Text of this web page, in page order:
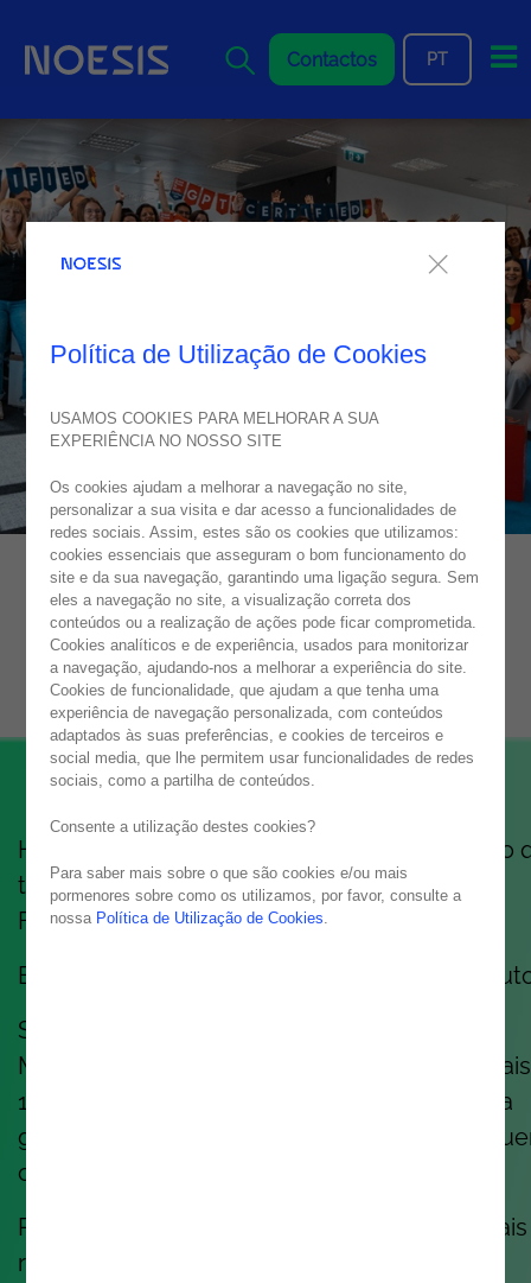
Contactos
PT
NOESIS MANIFESTO
TOGETHER WE GROW
Há mais de 30 anos que construímos mais do
tecnologia. Construímos equipas. Carreiras.
Futuro.
E, honestamente? Temos adorado cada
Somos uma empresa de IT, sim.
Mas somos também uma comunidade de
1.300 pessoas, em 8 países, que se preocupa
genuinamente com aquilo que cria, e com
cria.
Pessoas que trabalham com a tecnologia mais
recente, de IA, Cloud & Security a DevOps,
Política de Utilização de Cookies
USAMOS COOKIES PARA MELHORAR A SUA
EXPERIÊNCIA NO NOSSO SITE
Os cookies ajudam a melhorar a navegação no site,
personalizar a sua visita e dar acesso a funcionalidades de
redes sociais. Assim, estes são os cookies que utilizamos:
cookies essenciais que asseguram o bom funcionamento do
site e da sua navegação, garantindo uma ligação segura. Sem
eles a navegação no site, a visualização correta dos
conteúdos ou a realização de ações pode ficar comprometida.
Cookies analíticos e de experiência, usados para monitorizar
a navegação, ajudando-nos a melhorar a experiência do site.
Cookies de funcionalidade, que ajudam a que tenha uma
experiência de navegação personalizada, com conteúdos
adaptados às suas preferências, e cookies de terceiros e
social media, que lhe permitem usar funcionalidades de redes
sociais, como a partilha de conteúdos.
Consente a utilização destes cookies?
Para saber mais sobre o que são cookies e/ou mais
pormenores sobre como os utilizamos, por favor, consulte a
nossa Política de Utilização de Cookies